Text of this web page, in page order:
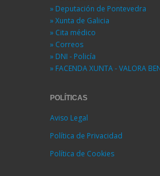
» Deputación de Pontevedra
» Xunta de Galicia
» Cita médico
» Correos
» DNI - Policía
» FACENDA XUNTA - VALORA
POLÍTICAS
Aviso Legal
Política de Privacidad
Política de Cookies